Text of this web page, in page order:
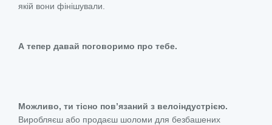
якій вони фінішували.
А тепер давай поговоримо про тебе.
Можливо, ти тісно пов’язаний з велоіндустрією.
Виробляєш або продаєш шоломи для безбашених